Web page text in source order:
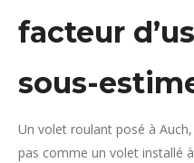
facteur
sous-
Un volet roulant posé à
pas comme un volet installé